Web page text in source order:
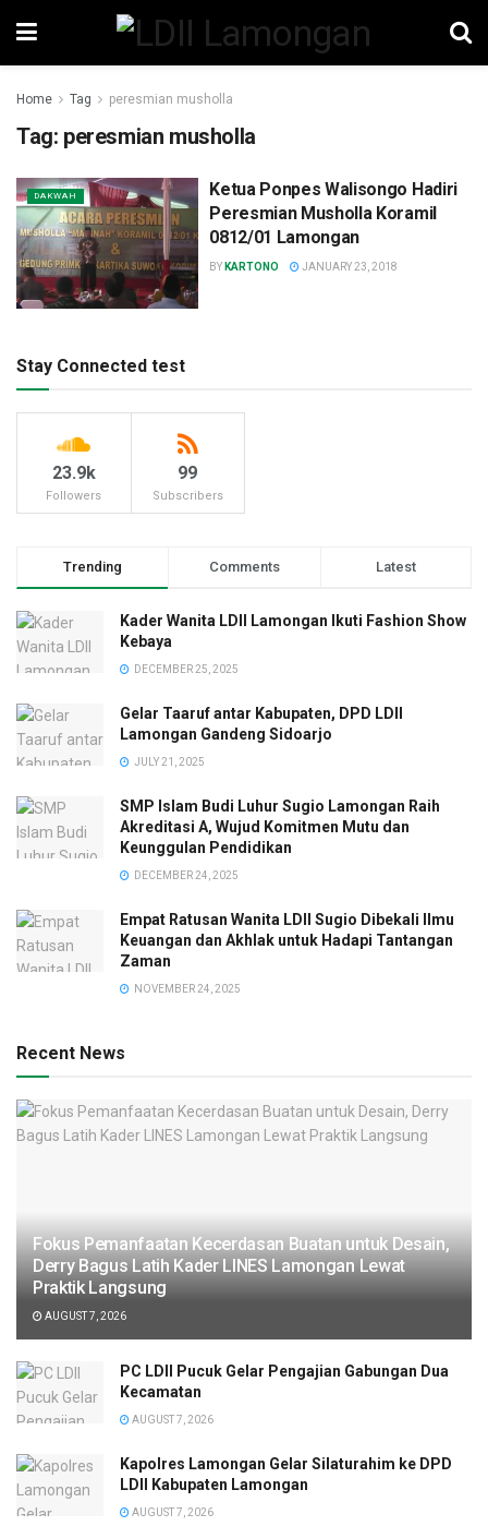
Home Tag peresmian musholla
Tag: peresmian musholla
DAKWAH
Ketua Ponpes Walisongo Hadiri
Peresmian Musholla Koramil
0812/01 Lamongan
BY KARTONO JANUARY 23, 2018
Stay Connected test
23.9k
Followers
99
Subscribers
Trending Comments Latest
Kader Wanita LDII Lamongan Ikuti Fashion Show
Kebaya
DECEMBER 25, 2025
Gelar Taaruf antar Kabupaten, DPD LDII
Lamongan Gandeng Sidoarjo
JULY 21, 2025
SMP Islam Budi Luhur Sugio Lamongan Raih
Akreditasi A, Wujud Komitmen Mutu dan
Keunggulan Pendidikan
DECEMBER 24, 2025
Empat Ratusan Wanita LDII Sugio Dibekali Ilmu
Keuangan dan Akhlak untuk Hadapi Tantangan
Zaman
NOVEMBER 24, 2025
Recent News
Fokus Pemanfaatan Kecerdasan Buatan untuk Desain,
Derry Bagus Latih Kader LINES Lamongan Lewat
Praktik Langsung
AUGUST 7, 2026
PC LDII Pucuk Gelar Pengajian Gabungan Dua
Kecamatan
AUGUST 7, 2026
Kapolres Lamongan Gelar Silaturahim ke DPD
LDII Kabupaten Lamongan
AUGUST 7, 2026